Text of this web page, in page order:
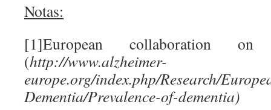
Notas:
[1]European collaboration on
(http://www.alzheimer-
europe.org/index.php/Research/
Dementia/Prevalence-of-dementia)